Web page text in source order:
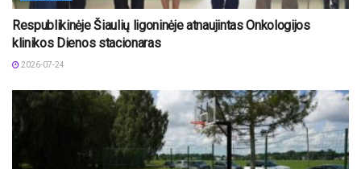
Respublikinėje Šiaulių ligoninėje atnaujintas Onkologijos
klinikos Dienos stacionaras
2026-07-24